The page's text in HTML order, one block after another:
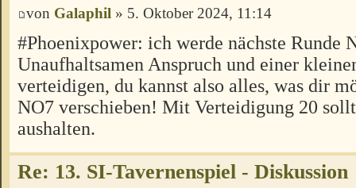
von Galaphil » 5. Oktober 2024, 11:14
#Phoenixpower: ich werde nächste Runde
Unaufhaltsamen Anspruch und einer
verteidigen, du kannst also alles, was dir
NO7 verschieben! Mit Verteidigung 20
aushalten.
Re: 13. SI-Tavernenspiel - Diskussion